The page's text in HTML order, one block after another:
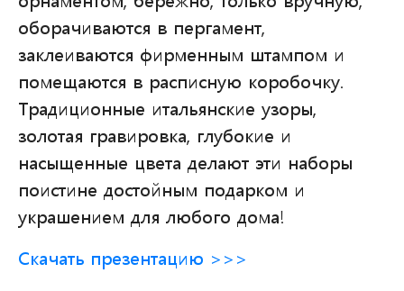
оборачиваются в пергамент,
заклеиваются фирменным штампом и
помещаются в расписную коробочку.
Традиционные итальянские узоры,
золотая гравировка, глубокие и
насыщенные цвета делают эти наборы
поистине достойным подарком и
украшением для любого дома!
Скачать презентацию >>>